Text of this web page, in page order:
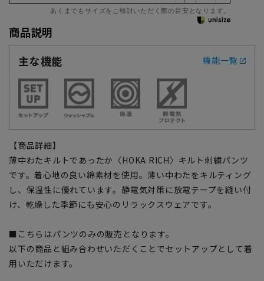
あくまでもサイズをご検討いただく際の目安となります。
商品説明
主な機能
機能一覧
【商品詳細】
薄中わたキルトであったか〈HOKA RICH〉キルト刺繍パンツ
です。着心地の良い綿素材を使用。薄い中わたをキルティング
し、保温性に優れています。静電気対策に放電テープを縫い付
け、乾燥した季節にも安心のリラックスウェアです。
■こちらはパンツのみの販売となります。
以下の商品と組み合わせいただくことでセットアップとして着
用いただけます。